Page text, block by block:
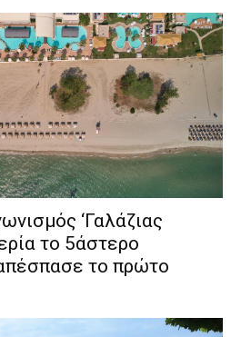
‘Γαλάζιας
το 5άστερο
το πρώτο